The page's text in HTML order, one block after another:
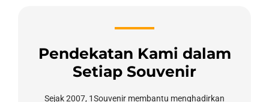
Pendekatan Kami dalam
Setiap Souvenir
Sejak 2007, 1Souvenir membantu menghadirkan